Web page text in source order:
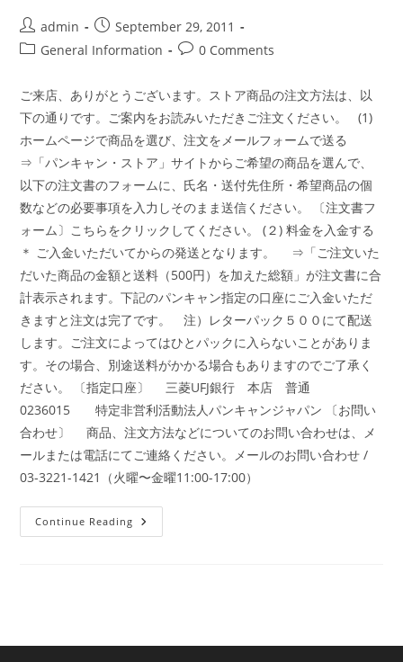
Post
author:
admin
Post
published:
September 29, 2011
PostGeneral Information
Post0 Comments
ご来店、ありがとうございます。ストア商品の注文方法は、以
下の通りです。ご案内をお読みいただきご注文ください。 (1)
ホームページで商品を選び、注文をメールフォームで送る
⇒「パンキャン・ストア」サイトからご希望の商品を選んで、
以下の注文書のフォームに、氏名・送付先住所・希望商品の個
数などの必要事項を入力しそのまま送信ください。 〔注文書フ
ォーム〕こちらをクリックしてください。 (２) 料金を入金する
＊ ご入金いただいてからの発送となります。 ⇒「ご注文いた
だいた商品の金額と送料（500円）を加えた総額」が注文書に合
計表示されます。下記のパンキャン指定の口座にご入金いただ
きますと注文は完了です。 注）レターパック５００にて配送
します。ご注文によってはひとパックに入らないことがありま
す。その場合、別途送料がかかる場合もありますのでご了承く
ださい。 〔指定口座〕 三菱UFJ銀行 本店 普通
0236015 特定非営利活動法人パンキャンジャパン 〔お問い
合わせ〕 商品、注文方法などについてのお問い合わせは、メ
ールまたは電話にてご連絡ください。メールのお問い合わせ /
03-3221-1421（火曜〜金曜11:00-17:00）
Continue Reading 注
文